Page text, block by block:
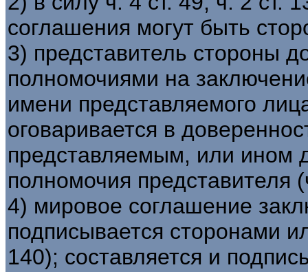
соглашения могут быть
3) представитель стороны
полномочиями на
имени представляемого
оговаривается в
представляемым, или ином
полномочия представителя
4) мировое соглашение
подписывается сторонами
140); составляется и